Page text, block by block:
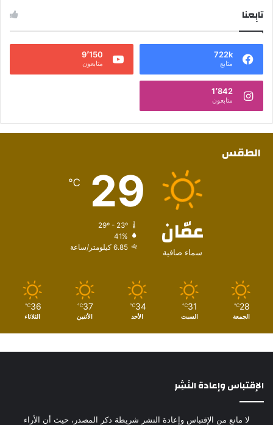
تابِعنا
722k
متابع
9٬150
متابعون
1٬842
متابعون
الطقس
عمّان
سماء صافية
29
℃
29º - 23º
41%
6.85 كيلومتر/ساعة
28
℃
الجمعة
31
℃
السبت
34
℃
الأحد
37
℃
الأثنين
36
℃
الثلاثاء
الإقتباس وإعادة النَشِر
لا مانع من الإقتباس وإعادة النشر شريطة ذكر المصدر، حيث أن الأراء